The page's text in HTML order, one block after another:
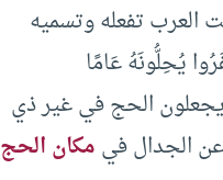
العرب تفعله وتسميه
يُحِلُّونَهُ عَامًا
37). قال مجاهد: فهم ربما يجعلون الحج في غير ذي
الجدال فيمكان الحج